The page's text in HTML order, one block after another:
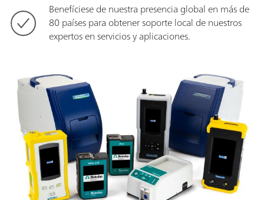
Benefíciese de nuestra presencia global en más de
80 países para obtener soporte local de nuestros
expertos en servicios y aplicaciones.